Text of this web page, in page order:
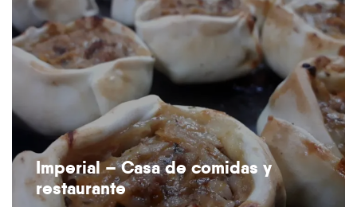
Imperial – Casa de comidas y
restaurante